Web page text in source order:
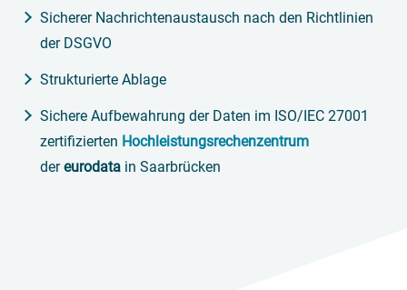
Sicherer Nachrichtenaustausch nach den Richtlinien
der DSGVO
Strukturierte Ablage
Sichere Aufbewahrung der Daten im ISO/IEC 27001
zertifizierten Hochleistungsrechenzentrum
dereurodata in Saarbrücken